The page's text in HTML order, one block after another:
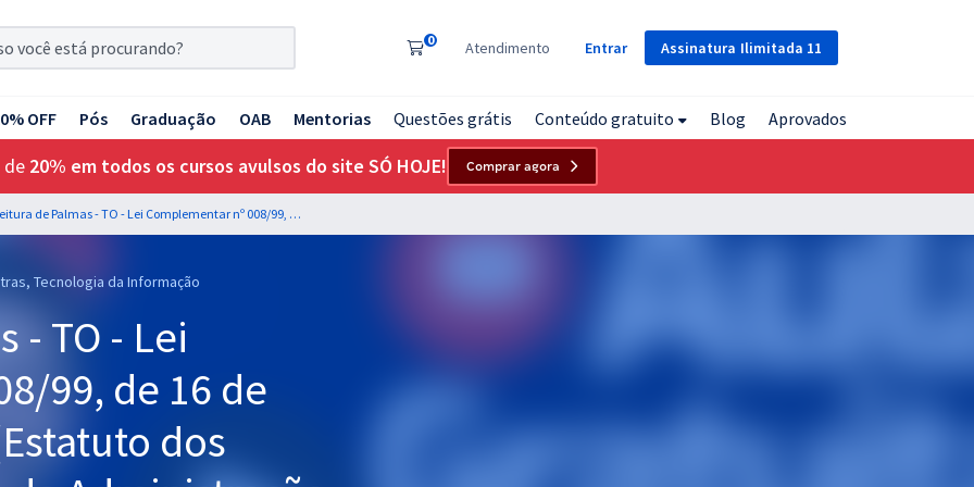
Assinatura Ilimitada 11
0 Atendimento Entrar
OFF Pós Graduação OAB Mentorias Questões grátis Conteúdo gratuito Blog Aprovados
de 20% em todos os cursos avulsos do site SÓ HOJE! Comprar agora
Prefeitura de Palmas - TO - Lei Complementar nº 008/99, de 16 de novembro de 1999 (Estatuto dos Servidores Públicos da Administração Direta e Indireta dos Poderes do Município de Palmas) com o Prof. Rodrigo Cardoso
Tecnologia da Informação
- TO - Lei
99, de 16 de
dos